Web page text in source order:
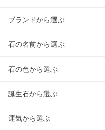
ブランドから選ぶ
石の名前から選ぶ
石の色から選ぶ
誕生石から選ぶ
運気から選ぶ